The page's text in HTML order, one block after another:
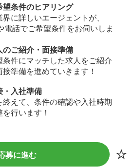
条件のヒアリング
に詳しいエージェントが、
電話でご希望条件をお伺いしま
ご紹介・面接準備
条件にマッチした求人をご紹介
接準備を進めていきます！
入社準備
終えて、条件の確認や入社時期
行います！
募に進む